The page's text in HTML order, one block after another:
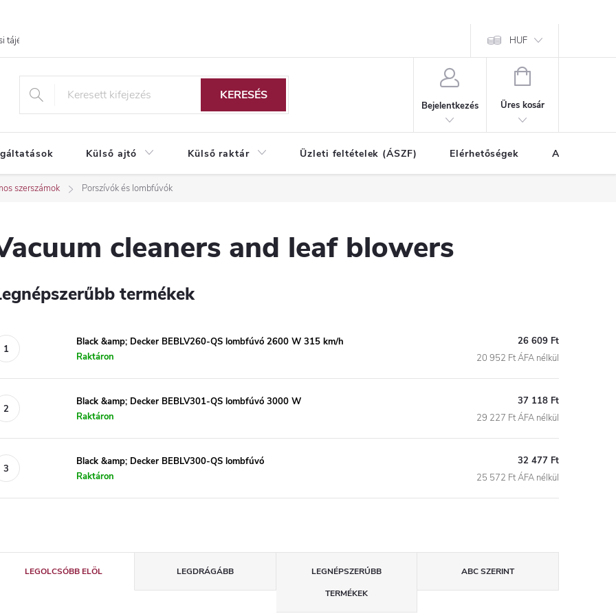
tájékoztató HUF
KERESÉS
Bejelentkezés
KOSÁR
Üres kosár
Külső ajtó Külső raktár Üzleti feltételek (ÁSZF) Elérhetőségek A vásárlás
szerszámok Porszívók és lombfúvók
cleaners and leaf blowers
termékek
Black &amp; Decker BEBLV260-QS lombfúvó 2600 W 315 km/h
Raktáron
26 609 Ft
20 952 Ft ÁFA nélkül
Black &amp; Decker BEBLV301-QS lombfúvó 3000 W
Raktáron
37 118 Ft
29 227 Ft ÁFA nélkül
Black &amp; Decker BEBLV300-QS lombfúvó
Raktáron
32 477 Ft
25 572 Ft ÁFA nélkül
LEGOLCSÓBB ELÖL LEGDRÁGÁBB
LEGNÉPSZERŰBB
TERMÉKEK
ABC SZERINT